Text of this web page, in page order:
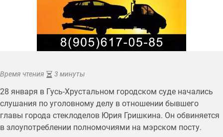
Время чтения 3 минуты
28 января в Гусь-Хрустальном городском суде начались
слушания по уголовному делу в отношении бывшего
главы города стеклоделов Юрия Гришкина. Он обвиняется
в злоупотреблении полномочиями на мэрском посту.